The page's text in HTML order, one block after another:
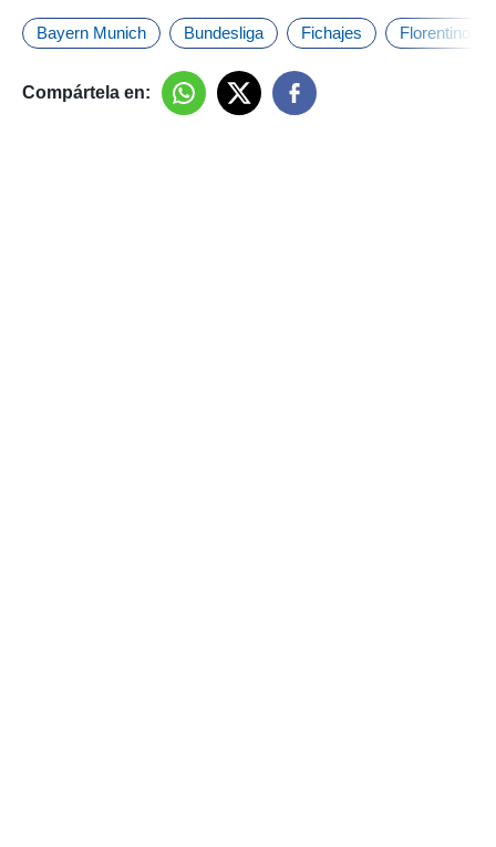
Bayern Munich Bundesliga Fichajes Florentino
Compártela en: